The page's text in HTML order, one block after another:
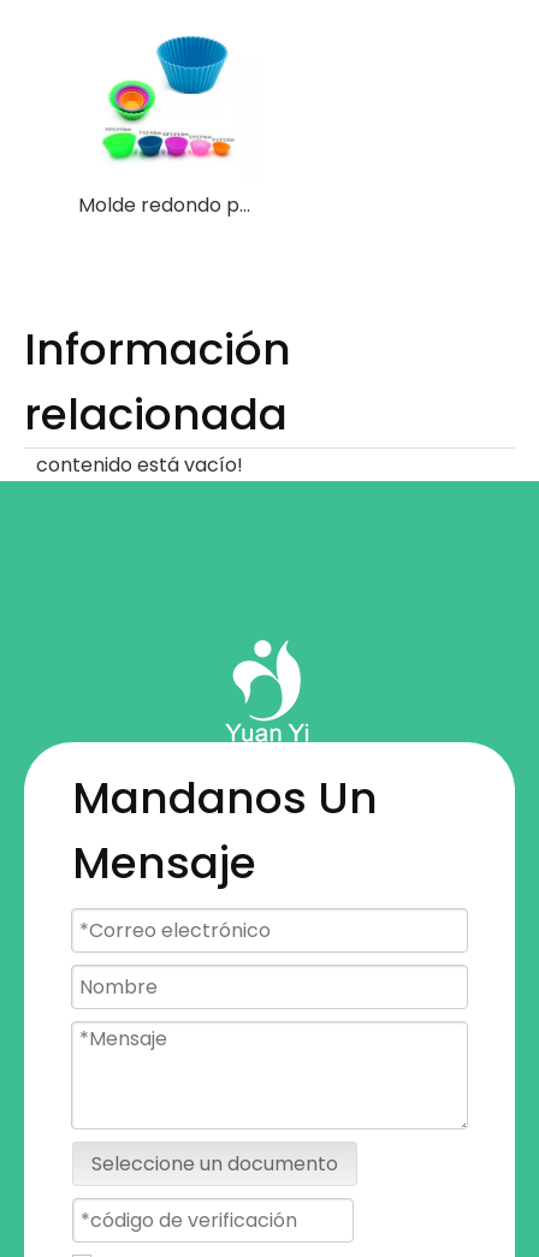
Molde redondo por encargo de la magdalena del mollete del silicón de la categoría alimenticia
Información
relacionada
contenido está vacío!
Mandanos Un
Mensaje
Seleccione un documento